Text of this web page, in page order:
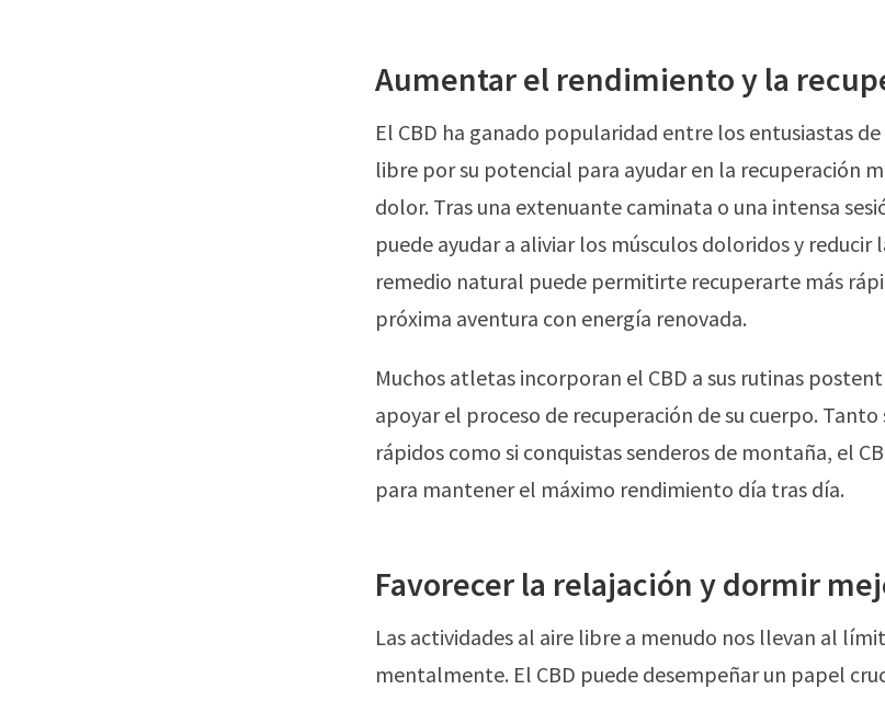
Aumentar el rendimiento y la
El CBD ha ganado popularidad entre los entusiastas
libre por su potencial para ayudar en la recuperación
dolor. Tras una extenuante caminata o una intensa
puede ayudar a aliviar los músculos doloridos y reducir
remedio natural puede permitirte recuperarte más
próxima aventura con energía renovada.
Muchos atletas incorporan el CBD a sus rutinas
apoyar el proceso de recuperación de su cuerpo. Tanto
rápidos como si conquistas senderos de montaña, el
para mantener el máximo rendimiento día tras día.
Favorecer la relajación y dormir
Las actividades al aire libre a menudo nos llevan al
mentalmente. El CBD puede desempeñar un papel